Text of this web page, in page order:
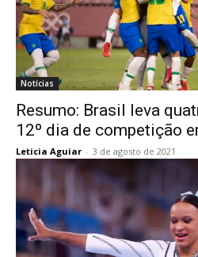
Notícias
Resumo: Brasil leva
12º dia de competição
Leticia Aguiar - 3 de agosto de 2021